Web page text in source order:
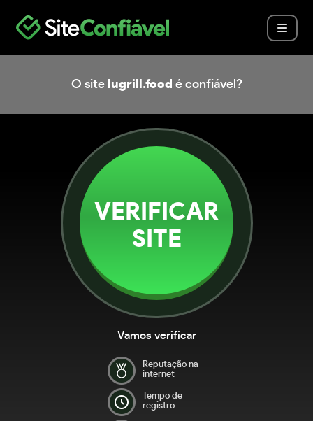
O site lugrill.food é confiável?
VERIFICAR
SITE
Vamos verificar
Reputação na
internet
Tempo de
registro